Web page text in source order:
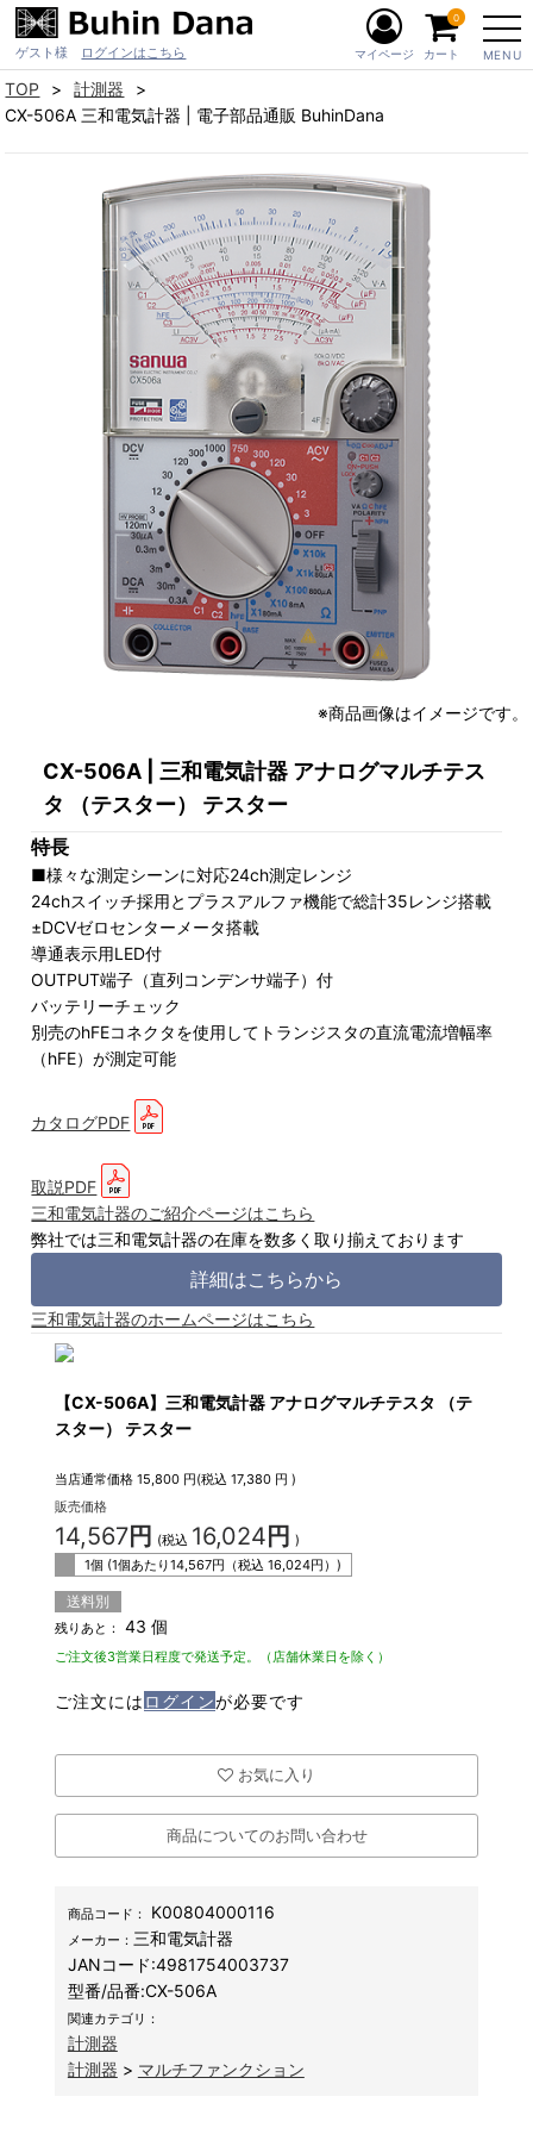
ゲスト様 ログインはこちら MENU
マイページ カート
0
TOP
計測器
CX-506A 三和電気計器 | 電子部品通販 BuhinDana
※商品画像はイメージです。
CX-506A | 三和電気計器 アナログマルチテス
タ （テスター） テスター
特長
■様々な測定シーンに対応24ch測定レンジ
24chスイッチ採用とプラスアルファ機能で総計35レンジ搭載
±DCVゼロセンターメータ搭載
導通表示用LED付
OUTPUT端子（直列コンデンサ端子）付
バッテリーチェック
別売のhFEコネクタを使用してトランジスタの直流電流増幅率
（hFE）が測定可能
カタログPDF
取説PDF
三和電気計器のご紹介ページはこちら
弊社では三和電気計器の在庫を数多く取り揃えております
詳細はこちらから
三和電気計器のホームページはこちら
【CX-506A】三和電気計器 アナログマルチテスタ （テ
スター） テスター
当店通常価格 15,800 円(税込17,380 円 )
販売価格
14,567円 (税込 16,024 円 )
1個 (1個あたり14,567円（税込16,024円）)
送料別
残りあと： 43 個
ご注文後3営業日程度で発送予定。（店舗休業日を除く）
ご注文には ログインが必要です
お気に入り
商品についてのお問い合わせ
商品コード： K00804000116
メーカー： 三和電気計器
JANコード:4981754003737
型番/品番:CX-506A
関連カテゴリ：
計測器
計測器 > マルチファンクション